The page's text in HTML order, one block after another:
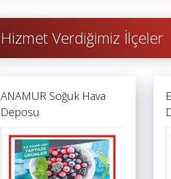
Hizmet Verdiğimiz İlçeler
ANAMUR Soğuk Hava
Deposu